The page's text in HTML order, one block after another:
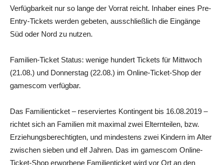
Verfügbarkeit nur so lange der Vorrat reicht. Inhaber eines Pre-
Entry-Tickets werden gebeten, ausschließlich die Eingänge
Süd oder Nord zu nutzen.
Familien-Ticket Status: wenige hundert Tickets für Mittwoch
(21.08.) und Donnerstag (22.08.) im Online-Ticket-Shop der
gamescom verfügbar.
Das Familienticket – reserviertes Kontingent bis 16.08.2019 –
richtet sich an Familien mit maximal zwei Elternteilen, bzw.
Erziehungsberechtigten, und mindestens zwei Kindern im Alter
zwischen sieben und elf Jahren. Das im gamescom Online-
Ticket-Shop erworbene Familienticket wird vor Ort an den